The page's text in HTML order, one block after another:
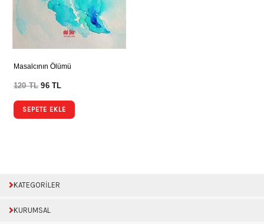
Masalcının Ölümü
120TL 96TL
SEPETE EKLE
KATEGORİLER
KURUMSAL